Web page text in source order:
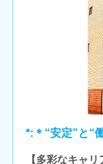
*:＊“安定”と“
【多彩なキャ